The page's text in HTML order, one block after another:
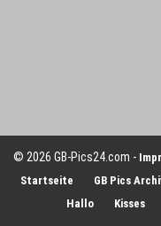
© 2026 GB-Pics24.com -
Startseite
GB Pics
Hallo
Kisses